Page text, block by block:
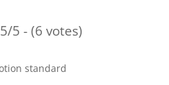
5/5 - (6 votes)